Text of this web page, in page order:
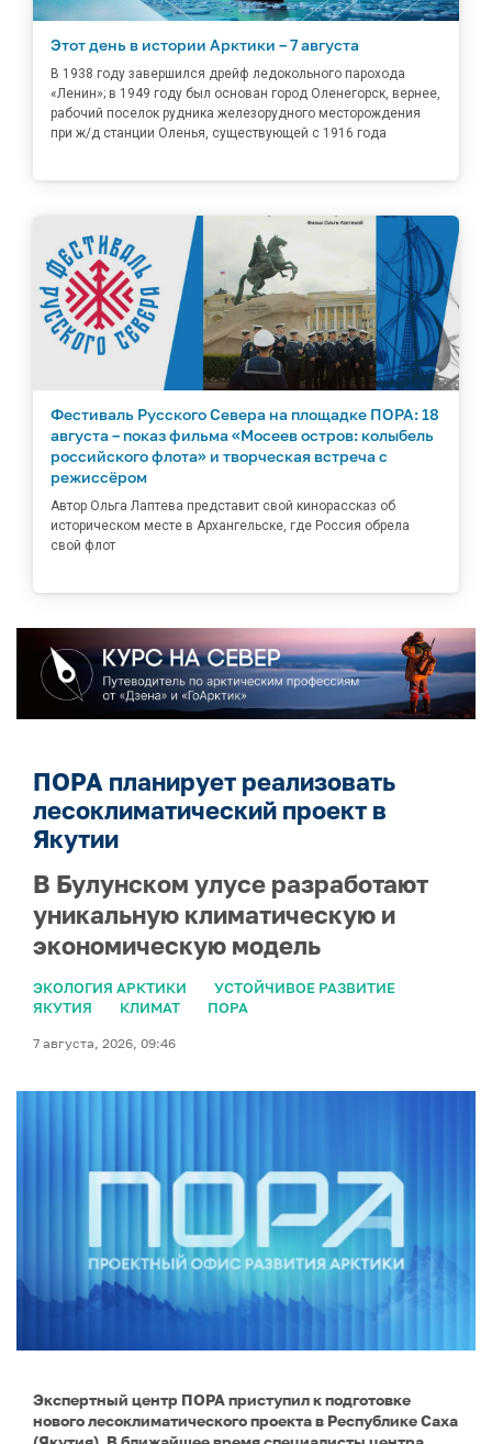
Этот день в истории Арктики – 7 августа
В 1938 году завершился дрейф ледокольного парохода
«Ленин»; в 1949 году был основан город Оленегорск, вернее,
рабочий поселок рудника железорудного месторождения
при ж/д станции Оленья, существующей с 1916 года
Фестиваль Русского Севера на площадке ПОРА: 18
августа – показ фильма «Мосеев остров: колыбель
российского флота» и творческая встреча с
режиссёром
Автор Ольга Лаптева представит свой кинорассказ об
историческом месте в Архангельске, где Россия обрела
свой флот
ПОРА планирует реализовать
лесоклиматический проект в
Якутии
В Булунском улусе разработают
уникальную климатическую и
экономическую модель
ЭКОЛОГИЯ АРКТИКИ
УСТОЙЧИВОЕ РАЗВИТИЕ
ЯКУТИЯ
КЛИМАТ ПОРА
7 августа, 2026, 09:46
Экспертный центр ПОРА приступил к подготовке
нового лесоклиматического проекта в Республике Саха